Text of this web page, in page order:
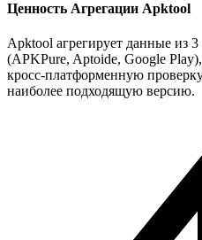
Ценность Агрегации Apktool
Apktool агрегирует данные из
(APKPure, Aptoide, Google
кросс-платформенную
наиболее подходящую версию.